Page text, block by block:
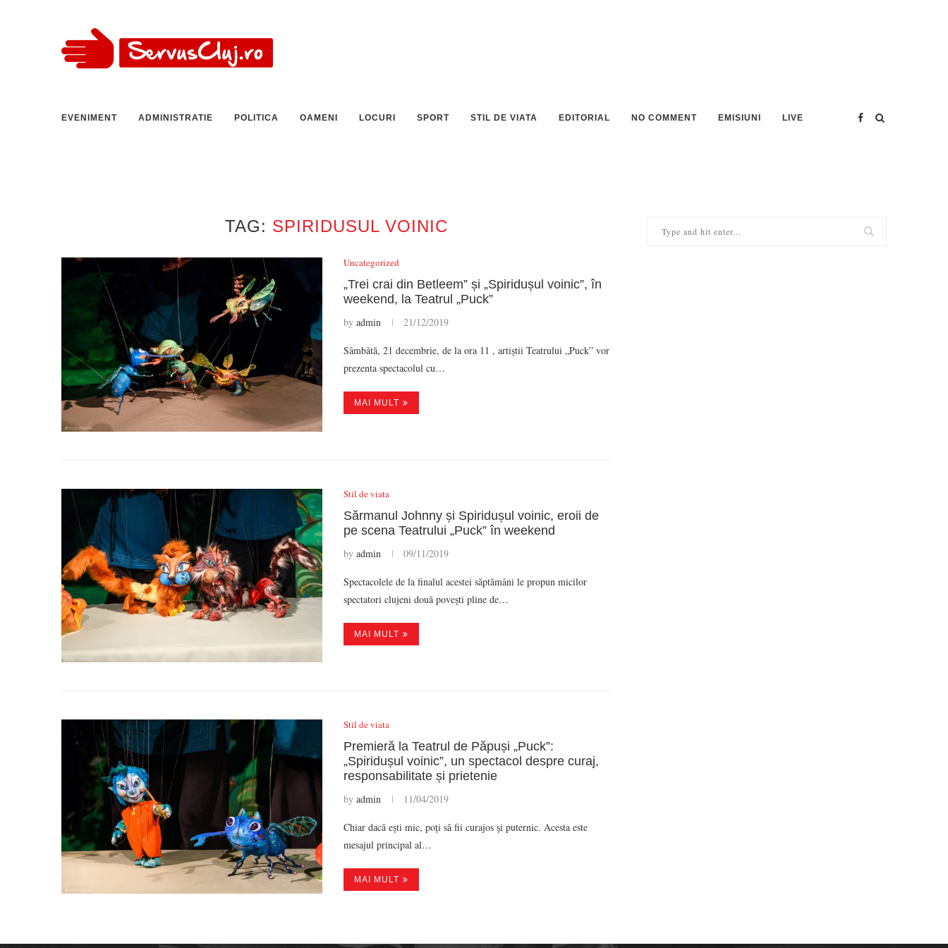
EVENIMENT ADMINISTRATIE POLITICA OAMENI LOCURI SPORT STIL DE VIATA EDITORIAL NO COMMENT EMISIUNI LIVE
TAG: SPIRIDUSUL VOINIC
Uncategorized
„Trei crai din Betleem” și „Spiridușul voinic”, în
weekend, la Teatrul „Puck”
by admin 21/12/2019
Sâmbătă, 21 decembrie, de la ora 11 , artiștii Teatrului „Puck” vor
prezenta spectacolul cu…
MAI MULT
Stil de viata
Sărmanul Johnny și Spiridușul voinic, eroii de
pe scena Teatrului „Puck” în weekend
by admin 09/11/2019
Spectacolele de la finalul acestei săptămâni le propun micilor
spectatori clujeni două povești pline de…
MAI MULT
Stil de viata
Premieră la Teatrul de Păpuși „Puck”:
„Spiridușul voinic”, un spectacol despre curaj,
responsabilitate și prietenie
by admin 11/04/2019
Chiar dacă ești mic, poți să fii curajos și puternic. Acesta este
mesajul principal al…
MAI MULT